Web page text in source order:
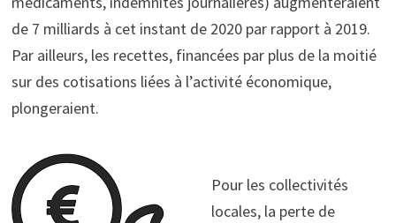
de 7 milliards à cet instant de 2020 par rapport à 2019.
Par ailleurs, les recettes, financées par plus de la moitié
sur des cotisations liées à l’activité économique,
plongeraient.
Pour les collectivités
locales, la perte de